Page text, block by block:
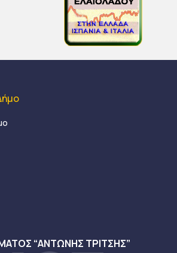
“ΑΝΤΩΝΗΣ ΤΡΙΤΣΗΣ”